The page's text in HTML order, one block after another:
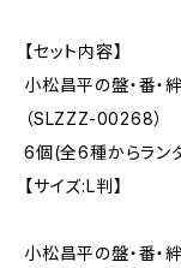
【セット内容】
小松昌平の盤・番・
（SLZZZ-00268）
6個(全6種からラン
【サイズ:L判】
小松昌平の盤・番・